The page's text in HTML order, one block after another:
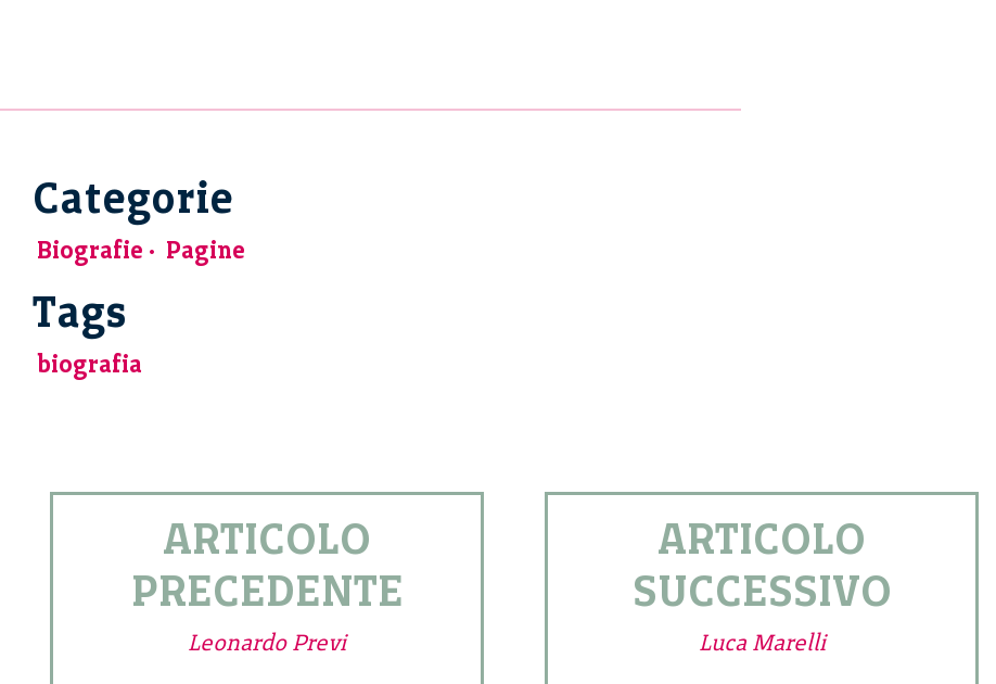
Categorie
Biografie Pagine
Tags
biografia
ARTICOLO
PRECEDENTE
Leonardo Previ
ARTICOLO
SUCCESSIVO
Luca Marelli